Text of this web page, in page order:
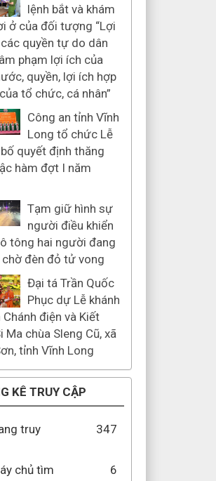
lệnh bắt và khám
ở của đối tượng “Lợi
quyền tự do dân
phạm lợi ích của
quyền, lợi ích hợp
tổ chức, cá nhân”
Công an tỉnh Vĩnh
Long tổ chức Lễ
quyết định thăng
hàm đợt I năm
Tạm giữ hình sự
người điều khiển
tông hai người đang
đèn đỏ tử vong
Đại tá Trần Quốc
Phục dự Lễ khánh
Chánh điện và Kiết
Ma chùa Sleng Cũ, xã
tỉnh Vĩnh Long
KÊ TRUY CẬP
truy
347
chủ tìm
6